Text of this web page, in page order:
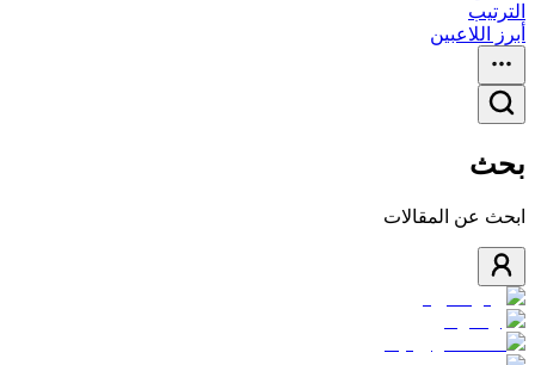
الترتيب
أبرز اللاعبين
بحث
ابحث عن المقالات